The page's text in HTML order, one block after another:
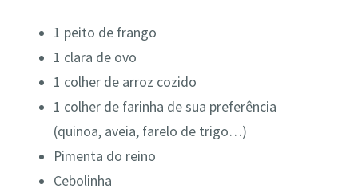
1 peito de frango
1 clara de ovo
1 colher de arroz cozido
1 colher de farinha de sua preferência
(quinoa, aveia, farelo de trigo…)
Pimenta do reino
Cebolinha